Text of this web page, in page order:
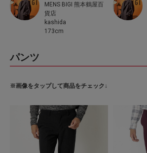
MENS BIGI 熊本鶴屋百
貨店
kashida
173cm
パンツ
※画像をタップして商品をチェック↓